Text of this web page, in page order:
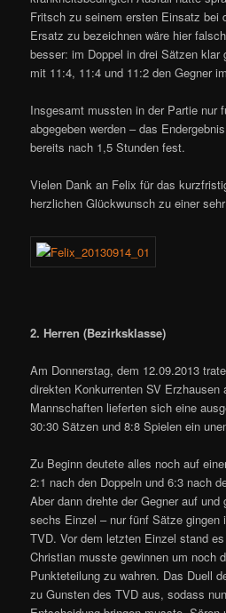
Fritsch zu seinem ersten Einsatz bei
Ersatz zu bezeichnen wäre hier
besser: im Doppel in drei Sätzen klar
mit 11:4, 11:4 und 11:2 den Gegner
Insgesamt mussten in der Partie nur
abgegeben werden – das
bereits nach 1,5 Stunden fest.
Vielen Dank an Felix für das
herzlichen Glückwunsch zu einer
2. Herren (Bezirksklasse)
Am Donnerstag, dem 12.09.2013
direkten Konkurrenten SV Erzhausen
Mannschaften lieferten sich eine
30:30 Sätzen und 8:8 Spielen ein
Zu Beginn deutete alles noch auf
2:1 nach den Doppeln und 6:3 nach
Aber dann drehte der Gegner auf und
sechs Einzel – nur fünf Sätze gingen
TVD. Vor dem letzten Einzel stand
Christian musste gewinnen um noch
Punkteteilung zu wahren. Das Duell
zu Gunsten des TVD aus, sodass